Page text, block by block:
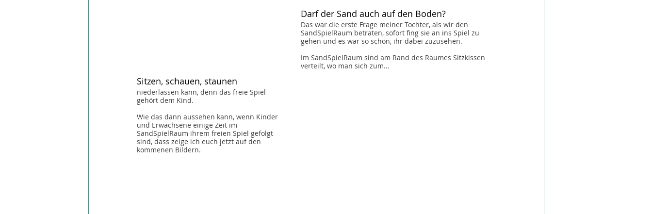
Darf der Sand auch auf den Boden?
Das war die erste Frage meiner Tochter, als wir den
SandSpielRaum betraten, sofort fing sie an ins Spiel zu
gehen und es war so schön, ihr dabei zuzusehen.
Im SandSpielRaum sind am Rand des Raumes Sitzkissen
verteilt, wo man sich zum...
Sitzen, schauen, staunen
niederlassen kann, denn das freie Spiel
gehört dem Kind.
Wie das dann aussehen kann, wenn Kinder
und Erwachsene einige Zeit im
SandSpielRaum ihrem freien Spiel gefolgt
sind, dass zeige ich euch jetzt auf den
kommenen Bildern.